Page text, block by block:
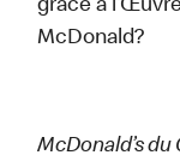
grâce à
McDonald?
McDonald’s du